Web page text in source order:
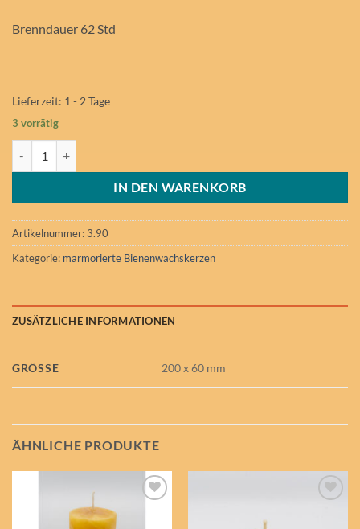
Brenndauer 62 Std
Lieferzeit: 1 - 2 Tage
3 vorrätig
IN DEN WARENKORB
Artikelnummer: 3.90
Kategorie: marmorierte Bienenwachskerzen
ZUSÄTZLICHE INFORMATIONEN
GRÖSSE 200 x 60 mm
ÄHNLICHE PRODUKTE
Wunschliste